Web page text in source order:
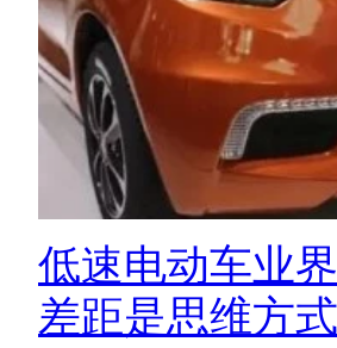
低速电动车业
差距是思维方式